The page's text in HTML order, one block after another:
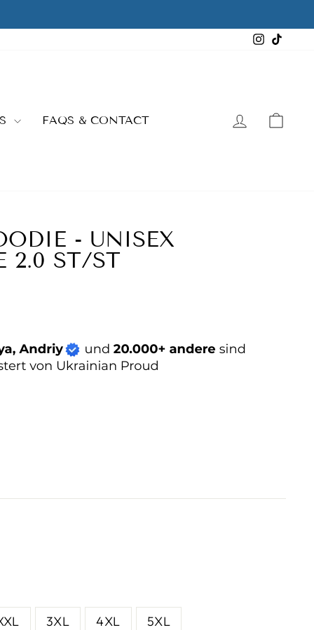
Instagram
FAQS & CONTACT LOG IN
- UNISEX
2.0 ST/ST
3XL 4XL 5XL